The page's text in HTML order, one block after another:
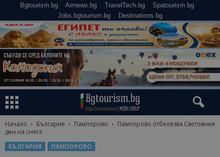
Bgtourism.bg Airnews.bg TravelTech.bg
Spatourism.bg
Jobs.bgtourism.bg
Destinations.bg
Начало България Пампорово
Пампорово отбелязва Световния
ден на снега
БЪЛГАРИЯ
ПАМПОРОВО